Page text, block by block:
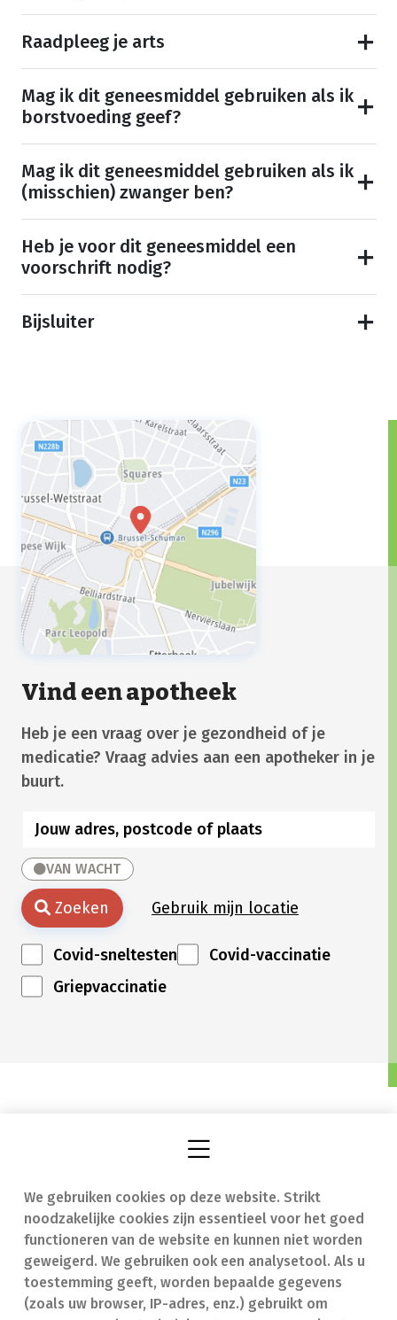
We gebruiken cookies op deze website. Strikt
noodzakelijke cookies zijn essentieel voor het goed
functioneren van de website en kunnen niet worden
geweigerd. We gebruiken ook een analysetool. Als u
toestemming geeft, worden bepaalde gegevens
(zoals uw browser, IP-adres, enz.) gebruikt om
Raadpleeg je arts
Mag ik dit geneesmiddel gebruiken als ik
borstvoeding geef?
Mag ik dit geneesmiddel gebruiken als ik
(misschien) zwanger ben?
Heb je voor dit geneesmiddel een
voorschrift nodig?
Bijsluiter
Vind een apotheek
Heb je een vraag over je gezondheid of je
medicatie? Vraag advies aan een apotheker in je
buurt.
VAN WACHT
Zoeken Gebruik mijn locatie
Covid-sneltesten
Covid-vaccinatie
Griepvaccinatie
Vind een apotheek
Onze expertise
Ziekten
Geneesmiddelen
In geval van nood
Contact
Veelgestelde vragen
(FAQ)